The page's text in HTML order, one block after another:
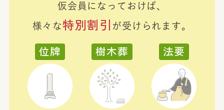
仮会員になっておけば、
様々な特別割引 が受けられます。
位牌 樹木葬 法要